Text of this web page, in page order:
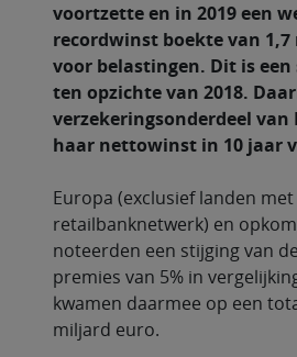
voortzette en in 2019 een
recordwinst boekte van
voor belastingen. Dit is een
ten opzichte van 2018.
verzekeringsonderdeel van
haar nettowinst in 10 jaar
Europa (exclusief landen
retailbanknetwerk) en
noteerden een stijging van
premies van 5% in
kwamen daarmee op een
miljard euro.